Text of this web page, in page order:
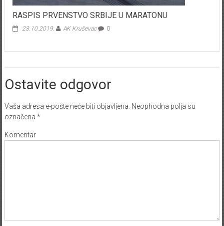
RASPIS PRVENSTVO SRBIJE U MARATONU
23.10.2019. AK Kruševac 0
Ostavite odgovor
Vaša adresa e-pošte neće biti objavljena. Neophodna polja su
označena *
Komentar